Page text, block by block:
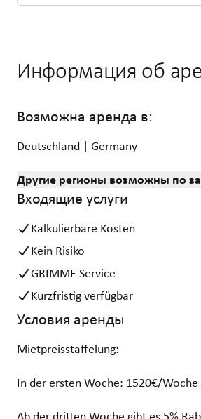
Информация об
Возможна аренда в:
Deutschland | Germany
Другие регионы возможны по
Входящие услуги
Kalkulierbare Kosten
Kein Risiko
GRIMME Service
Kurzfristig verfügbar
Условия аренды
Mietpreisstaffelung:
In der ersten Woche: 1520€/Woche